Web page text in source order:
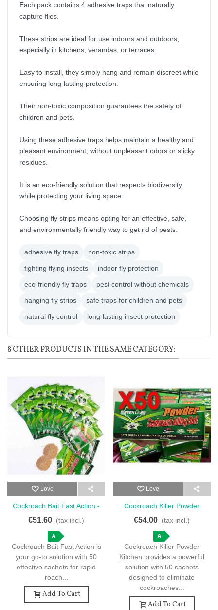
Each pack contains 4 adhesive traps that naturally
capture flies.
These strips are ideal for use indoors and outdoors,
especially in kitchens, verandas, or terraces.
Easy to install, they simply hang and remain discreet while
ensuring long-lasting protection.
Their non-toxic composition guarantees the safety of
children and pets.
Using these adhesive traps helps maintain a healthy and
pleasant environment, without unpleasant odors or sticky
residues.
It is an eco-friendly solution that respects biodiversity
while protecting your living space.
Choosing fly strips means opting for an effective, safe,
and environmentally friendly way to get rid of pests.
adhesive fly traps non-toxic strips
fighting flying insects indoor fly protection
eco-friendly fly traps pest control without chemicals
hanging fly strips safe traps for children and pets
natural fly control long-lasting insect protection
8 OTHER PRODUCTS IN THE SAME CATEGORY:
Love
Cockroach Bait Fast Action -
50 Sachets For Rapid Roach
Control
€51.60 (tax incl.)
A
Cockroach Bait Fast Action is
your go-to solution with 50
effective sachets for rapid
roach...
Add To Cart
Love
Cockroach Killer Powder
Kitchen - Convenient 50
Sachets
€54.00 (tax incl.)
A
Cockroach Killer Powder
Kitchen provides a powerful
solution with 50 sachets
designed to eliminate
cockroaches...
Add To Cart